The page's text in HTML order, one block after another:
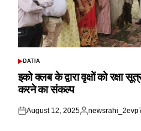
POSTED
DATIA
इको क्लब के द्वारा वृक्षों को रक्षा
करने का संकल्प
Posted
August 12, 2025
Posted